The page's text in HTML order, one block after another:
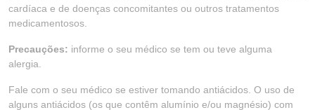
cardíaca e de doenças concomitantes ou outros tratamentos
medicamentosos.
Precauções: informe o seu médico se tem ou teve alguma
alergia.
Fale com o seu médico se estiver tomando antiácidos. O uso de
alguns antiácidos (os que contêm alumínio e/ou magnésio) com